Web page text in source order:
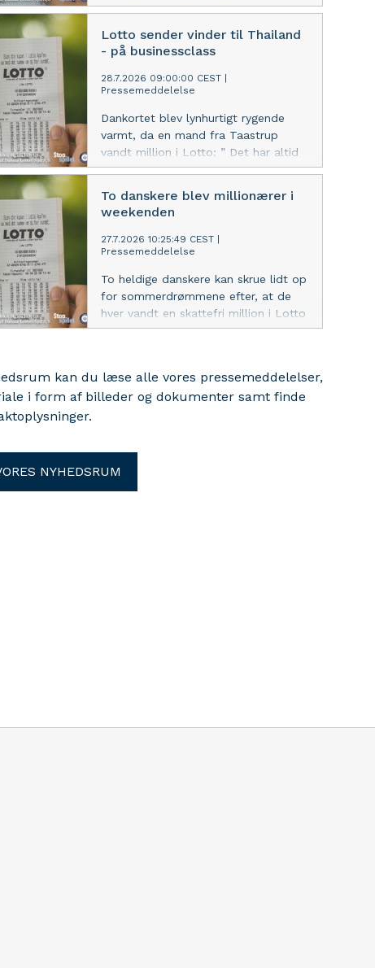
tirsdag aften blev millionærer i
nogen løb med førstepræmien.
Lotto sender vinder til Thailand
- på businessclass
28.7.2026 09:00:00 CEST
Pressemeddelelse
Dankortet blev lynhurtigt rygende
varmt, da en mand fra Taastrup
vandt million i Lotto: ” Det har altid
været en drøm for mig!”
To danskere blev millionærer i
weekenden
27.7.2026 10:25:49 CEST
Pressemeddelelse
To heldige danskere kan skrue lidt op
for sommerdrømmene efter, at de
hver vandt en skattefri million i Lotto
i weekenden. Se her, hvor millionerne
kan du læse alle vores pressemeddelelser,
i form af billeder og dokumenter samt finde
NYHEDSRUM